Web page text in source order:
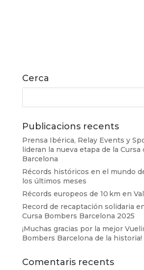
Cerca
Publicacions recents
Prensa Ibérica, Relay Events y
lideran la nueva etapa de la
Barcelona
Récords históricos en el mundo
los últimos meses
Récords europeos de 10 km en
Record de recaptación solidaria
Cursa Bombers Barcelona 2025
¡Muchas gracias por la mejor
Bombers Barcelona de la historia!
Comentaris recents